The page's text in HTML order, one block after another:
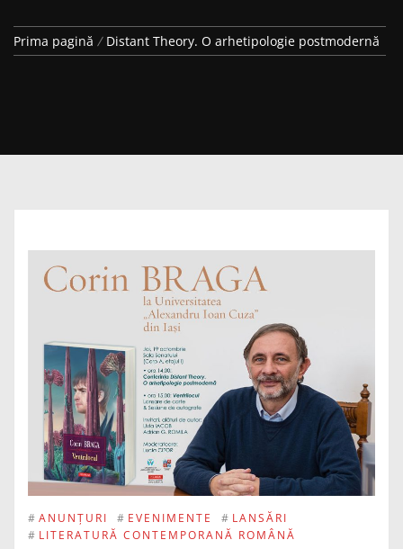
Prima pagină Distant Theory. O arhetipologie postmodernă
# ANUNȚURI # EVENIMENTE # LANSĂRI
# LITERATURĂ CONTEMPORANĂ ROMÂNĂ